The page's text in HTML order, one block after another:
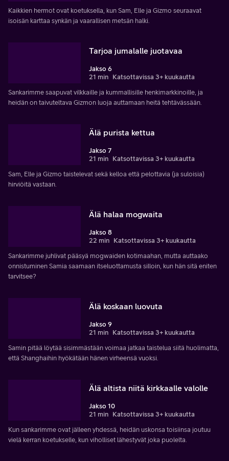
Kaikkien hermot ovat koetuksella, kun Sam, Elle ja Gizmo seuraavat
isoisän karttaa synkän ja vaarallisen metsän halki.
Tarjoa jumalalle juotavaa
Jakso 6
21 min Katsottavissa 3+ kuukautta
Sankarimme saapuvat vilkkaille ja kummallisille henkimarkkinoille, ja
heidän on taivuteltava Gizmon luoja auttamaan heitä tehtävässään.
Älä purista kettua
Jakso 7
21 min Katsottavissa 3+ kuukautta
Sam, Elle ja Gizmo taistelevat sekä kelloa että pelottavia (ja suloisia)
hirviöitä vastaan.
Älä halaa mogwaita
Jakso 8
22 min Katsottavissa 3+ kuukautta
Sankarimme juhlivat pääsyä mogwaiden kotimaahan, mutta auttaako
onnistuminen Samia saamaan itseluottamusta silloin, kun hän sitä eniten
tarvitsee?
Älä koskaan luovuta
Jakso 9
21 min Katsottavissa 3+ kuukautta
Samin pitää löytää sisimmästään voimaa jatkaa taistelua siitä huolimatta,
että Shanghaihin hyökätään hänen virheensä vuoksi.
Älä altista niitä kirkkaalle valolle
Jakso 10
21 min Katsottavissa 3+ kuukautta
Kun sankarimme ovat jälleen yhdessä, heidän uskonsa toisiinsa joutuu
vielä kerran koetukselle, kun viholliset lähestyvät joka puolelta.